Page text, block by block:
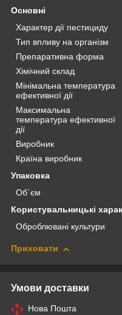
Основні
Характер дії пестициду
Тип впливу на організм
Препаративна форма
Хімічний склад
Мінімальна температура
ефективної дії
Максимальна
температура ефективної
дії
Виробник
Країна виробник
Упаковка
Об`єм
Користувальницькі
Оброблювані культури
Приховати
Умови доставки
Нова Пошта